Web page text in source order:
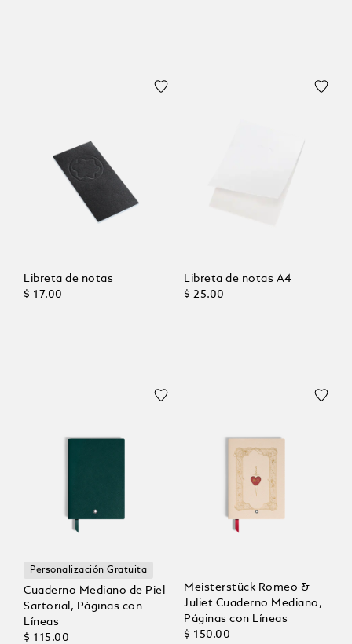
Libreta de notas
$ 17.00
Libreta de notas A4
$ 25.00
Personalización Gratuita
Cuaderno Mediano de Piel
Sartorial, Páginas con
Líneas
$ 115.00
Meisterstück Romeo &
Juliet Cuaderno Mediano,
Páginas con Líneas
$ 150.00